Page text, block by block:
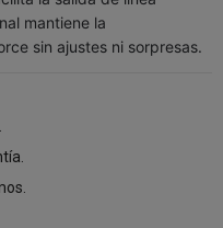
mantiene la
sin ajustes ni sorpresas.